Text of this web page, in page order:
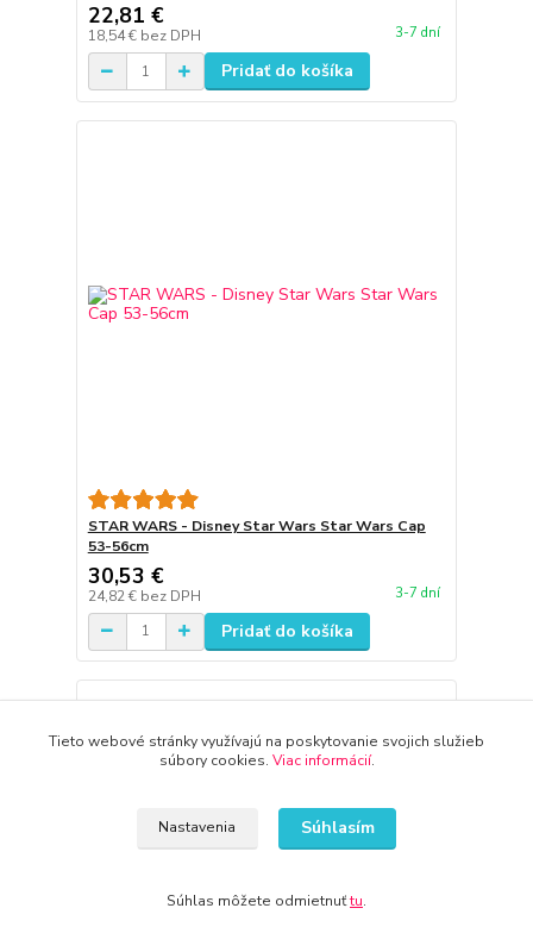
22,81 €
18,54 € bez DPH 3-7 dní
Pridať do košíka
STAR WARS - Disney Star Wars Star Wars Cap
53-56cm
30,53 €
24,82 € bez DPH 3-7 dní
Pridať do košíka
Tieto webové stránky využívajú na poskytovanie svojich služieb
súbory cookies. Viac informácií.
Nastavenia Súhlasím
Súhlas môžete odmietnuťtu.